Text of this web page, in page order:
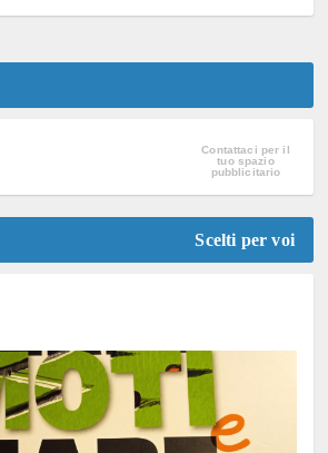
Contattaci per il
tuo spazio
pubblicitario
Scelti per voi